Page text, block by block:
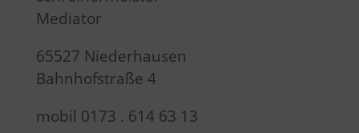
Mediator
65527 Niederhausen
Bahnhofstraße 4
mobil 0173 . 614 63 13